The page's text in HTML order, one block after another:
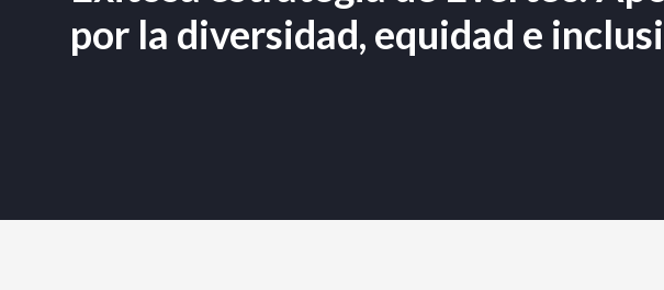
por la diversidad, equidad e